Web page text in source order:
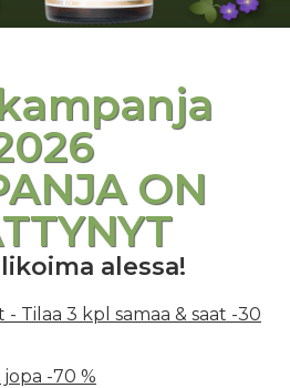
ON
alessa!
Tilaa 3 kpl samaa & saat -30
-70 %